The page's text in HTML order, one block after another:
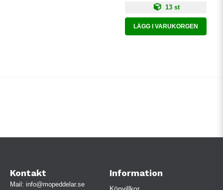
13 st
LÄGG I VARUKORGEN
Kontakt
Mail: info@mopeddelar.se
Information